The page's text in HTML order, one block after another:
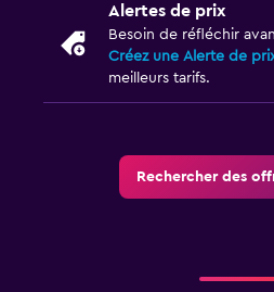
Alertes de prix
Besoin de réfléchir
Créez une Alerte de
meilleurs tarifs.
Rechercher des